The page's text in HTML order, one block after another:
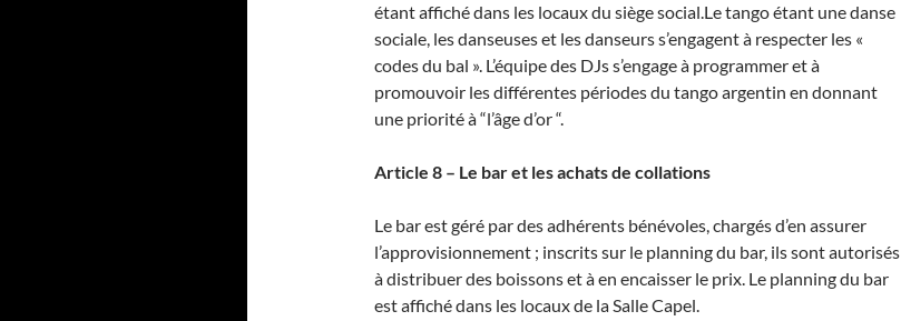
étant affiché dans les locaux du siège social.Le tango étant une danse
sociale, les danseuses et les danseurs s’engagent à respecter les «
codes du bal ». L’équipe des DJs s’engage à programmer et à
promouvoir les différentes périodes du tango argentin en donnant
une priorité à “l’âge d’or “.
Article 8 – Le bar et les achats de collations
Le bar est géré par des adhérents bénévoles, chargés d’en assurer
l’approvisionnement ; inscrits sur le planning du bar, ils sont autorisés
à distribuer des boissons et à en encaisser le prix. Le planning du bar
est affiché dans les locaux de la Salle Capel.